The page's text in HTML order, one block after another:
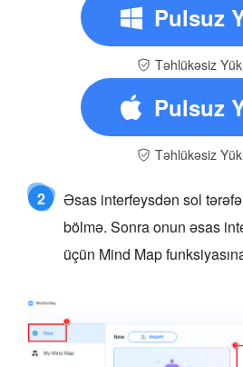
Pulsuz
Təhlükəsiz
Pulsuz
Təhlükəsiz
2 Əsas interfeysdən sol
bölmə. Sonra onun əsas
üçün Mind Map